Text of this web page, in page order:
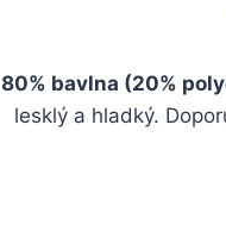
80% bavlna (20%
lesklý a hladký.